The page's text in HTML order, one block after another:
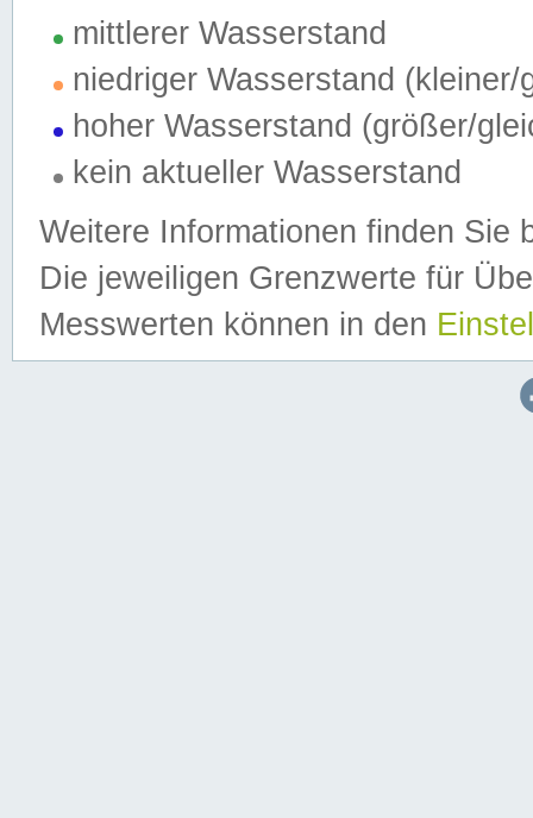
mittlerer Wasserstand
niedriger Wasserstand (kleiner/
hoher Wasserstand (größer/
kein aktueller Wasserstand
Weitere Informationen finden Sie
Die jeweiligen Grenzwerte für
Messwerten können in den